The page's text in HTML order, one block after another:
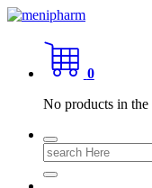
Skip
content
shop 2 easily
0
No products in the
Search
for: